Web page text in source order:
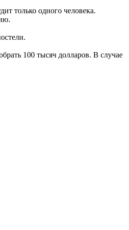
только одного человека.
100 тысяч долларов. В случае